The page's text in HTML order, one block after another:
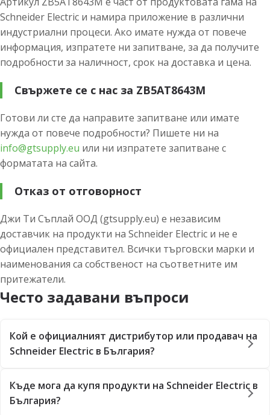
Schneider Electric и намира приложение в различни
индустриални процеси. Ако имате нужда от повече
информация, изпратете ни запитване, за да получите
подробности за наличност, срок на доставка и цена.
Свържете се с нас за ZB5AT8643M
Готови ли сте да направите запитване или имате
нужда от повече подробности? Пишете ни на
info@gtsupply.eu или ни изпратете запитване с
форматата на сайта.
Отказ от отговорност
Джи Ти Съплай ООД (gtsupply.eu) е независим
доставчик на продукти на Schneider Electric и не е
официален представител. Всички търговски марки и
наименования са собственост на съответните им
притежатели.
Често задавани въпроси
Кой е официалният дистрибутор или продавач на
Schneider Electric в България?
Къде мога да купя продукти на Schneider Electric в
България?